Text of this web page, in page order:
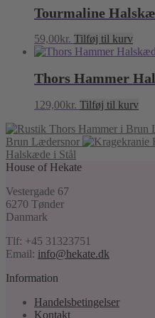
Tourmaline
59,00kr. Tilføj til kurv
Thors Hammer
129,00kr. Tilføj til kurv
Brun Lædersnor
Halskæde i Stål
House of Hekate
Vestergade 67
6270 Tønder
Danmark
Tlf: +45 31323751
Email: info@hekate.dk
Information
Handelsbetingelser
Kontakt